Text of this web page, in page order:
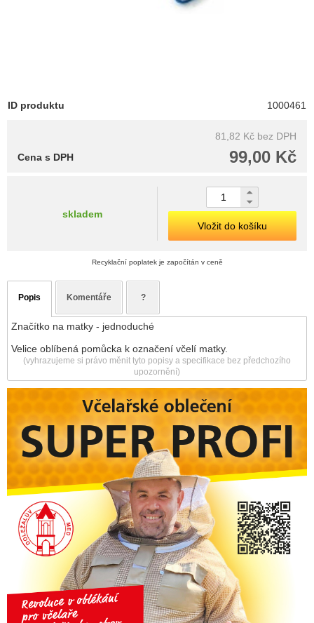
ID produktu 1000461
81,82 Kč bez DPH
99,00 Kč
Cena s DPH
skladem
Vložit do košíku
Recyklační poplatek je započítán v ceně
Popis Komentáře ?
Značítko na matky - jednoduché
Velice oblíbená pomůcka k označení včelí matky.
(vyhrazujeme si právo měnit tyto popisy a specifikace bez předchozího
upozornění)